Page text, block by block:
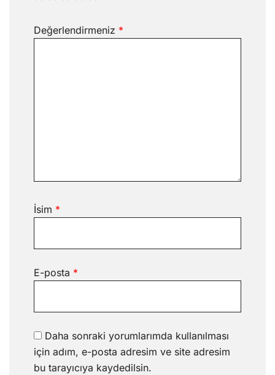
Değerlendirmeniz *
İsim *
E-posta *
Daha sonraki yorumlarımda kullanılması
için adım, e-posta adresim ve site adresim
bu tarayıcıya kaydedilsin.